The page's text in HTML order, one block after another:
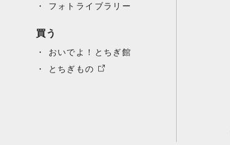
フォトライブラリー
買う
おいでよ！とちぎ館
とちぎもの